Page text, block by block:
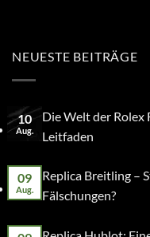
NEUESTE BEITRÄGE
10
Aug.
Die Welt der Rolex
Leitfaden
09
Aug.
Replica Breitling –
Fälschungen?